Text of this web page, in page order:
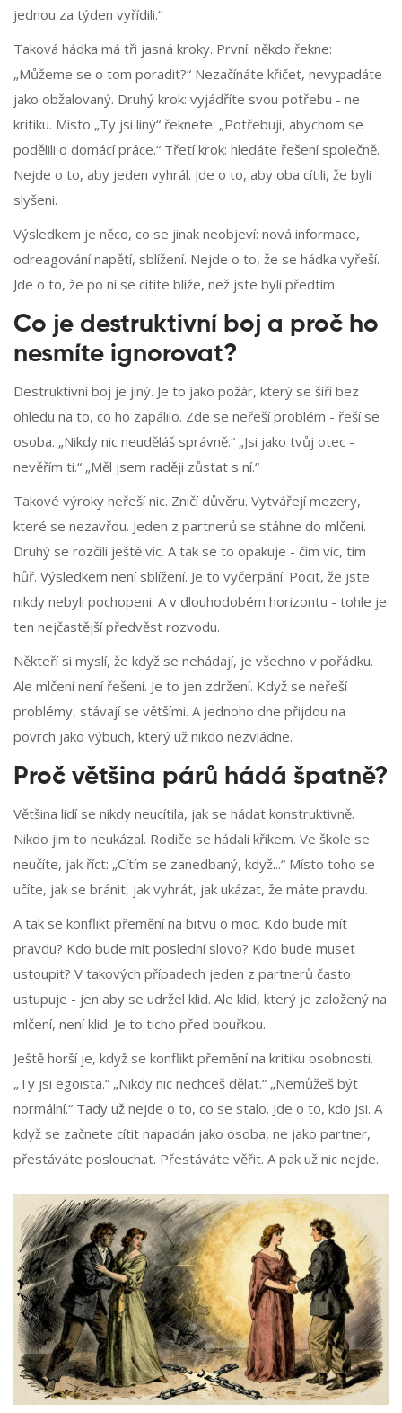
jednou za týden vyřídili.“
Taková hádka má tři jasná kroky. První: někdo řekne:
„Můžeme se o tom poradit?“ Nezačínáte křičet, nevypadáte
jako obžalovaný. Druhý krok: vyjádříte svou potřebu - ne
kritiku. Místo „Ty jsi líný“ řeknete: „Potřebuji, abychom se
podělili o domácí práce.“ Třetí krok: hledáte řešení společně.
Nejde o to, aby jeden vyhrál. Jde o to, aby oba cítili, že byli
slyšeni.
Výsledkem je něco, co se jinak neobjeví: nová informace,
odreagování napětí, sblížení. Nejde o to, že se hádka vyřeší.
Jde o to, že po ní se cítíte blíže, než jste byli předtím.
Co je destruktivní boj a proč ho
nesmíte ignorovat?
Destruktivní boj je jiný. Je to jako požár, který se šíří bez
ohledu na to, co ho zapálilo. Zde se neřeší problém - řeší se
osoba. „Nikdy nic neuděláš správně.“ „Jsi jako tvůj otec -
nevěřím ti.“ „Měl jsem raději zůstat s ní.“
Takové výroky neřeší nic. Zničí důvěru. Vytvářejí mezery,
které se nezavřou. Jeden z partnerů se stáhne do mlčení.
Druhý se rozčílí ještě víc. A tak se to opakuje - čím víc, tím
hůř. Výsledkem není sblížení. Je to vyčerpání. Pocit, že jste
nikdy nebyli pochopeni. A v dlouhodobém horizontu - tohle je
ten nejčastější předvěst rozvodu.
Někteří si myslí, že když se nehádají, je všechno v pořádku.
Ale mlčení není řešení. Je to jen zdržení. Když se neřeší
problémy, stávají se většími. A jednoho dne přijdou na
povrch jako výbuch, který už nikdo nezvládne.
Proč většina párů hádá špatně?
Většina lidí se nikdy neucítila, jak se hádat konstruktivně.
Nikdo jim to neukázal. Rodiče se hádali křikem. Ve škole se
neučíte, jak říct: „Cítím se zanedbaný, když...“ Místo toho se
učíte, jak se bránit, jak vyhrát, jak ukázat, že máte pravdu.
A tak se konflikt přemění na bitvu o moc. Kdo bude mít
pravdu? Kdo bude mít poslední slovo? Kdo bude muset
ustoupit? V takových případech jeden z partnerů často
ustupuje - jen aby se udržel klid. Ale klid, který je založený na
mlčení, není klid. Je to ticho před bouřkou.
Ještě horší je, když se konflikt přemění na kritiku osobnosti.
„Ty jsi egoista.“ „Nikdy nic nechceš dělat.“ „Nemůžeš být
normální.“ Tady už nejde o to, co se stalo. Jde o to, kdo jsi. A
když se začnete cítit napadán jako osoba, ne jako partner,
přestáváte poslouchat. Přestáváte věřit. A pak už nic nejde.